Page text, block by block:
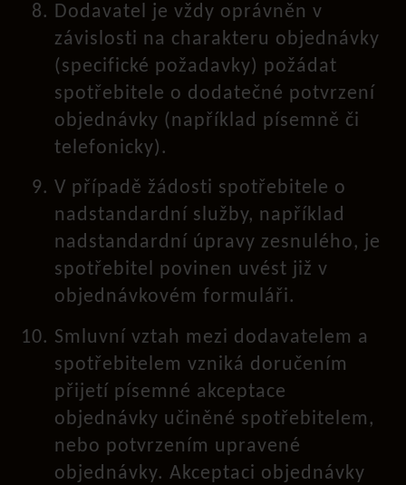
Dodavatel je vždy oprávněn v
závislosti na charakteru objednávky
(specifické požadavky) požádat
spotřebitele o dodatečné potvrzení
objednávky (například písemně či
telefonicky).
V případě žádosti spotřebitele o
nadstandardní služby, například
nadstandardní úpravy zesnulého, je
spotřebitel povinen uvést již v
objednávkovém formuláři.
Smluvní vztah mezi dodavatelem a
spotřebitelem vzniká doručením
přijetí písemné akceptace
objednávky učiněné spotřebitelem,
nebo potvrzením upravené
objednávky. Akceptaci objednávky